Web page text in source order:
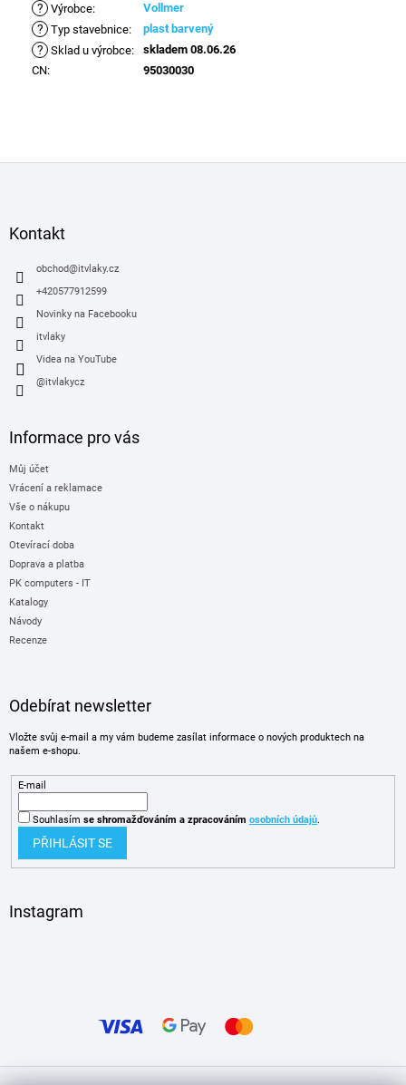
? Výrobce: Vollmer
? Typ stavebnice: plast barvený
? Sklad u výrobce:
skladem 08.06.26
CN: 95030030
Kontakt
obchod@itvlaky.cz
+420577912599
Novinky na Facebooku
itvlaky
Videa na YouTube
@itvlakycz
Informace pro vás
Můj účet
Vrácení a reklamace
Vše o nákupu
Kontakt
Otevírací doba
Doprava a platba
PK computers - IT
Katalogy
Návody
Recenze
Odebírat newsletter
Vložte svůj e-mail a my vám budeme zasílat informace o nových produktech na
našem e-shopu.
E-mail
Souhlasím se shromažďováním a zpracováním osobních údajů.
PŘIHLÁSIT SE
Instagram